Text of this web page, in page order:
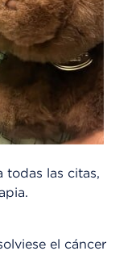
todas las citas,
el cáncer